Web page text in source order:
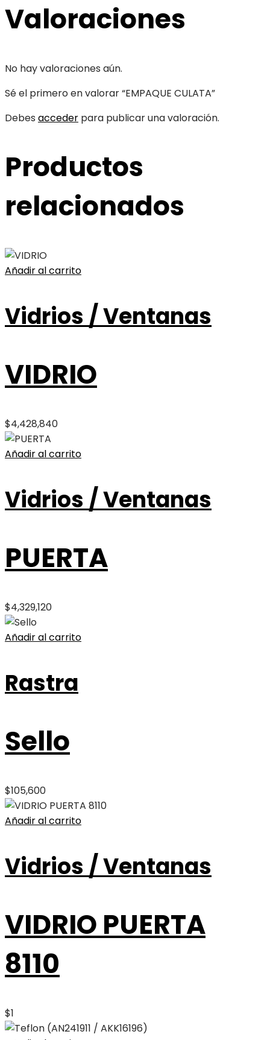
Valoraciones
No hay valoraciones aún.
Sé el primero en valorar “EMPAQUE CULATA”
Debes acceder para publicar una valoración.
Productos
relacionados
Añadir al carrito
Vidrios / Ventanas
VIDRIO
$4,428,840
Añadir al carrito
Vidrios / Ventanas
PUERTA
$4,329,120
Añadir al carrito
Rastra
Sello
$105,600
Añadir al carrito
Vidrios / Ventanas
VIDRIO PUERTA
8110
$1